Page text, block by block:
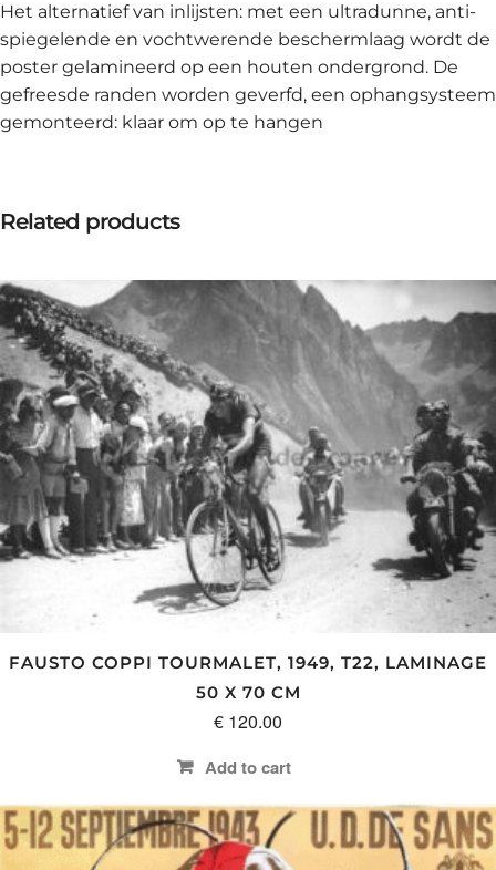
Het alternatief van inlijsten: met een ultradunne, anti-
spiegelende en vochtwerende beschermlaag wordt de
poster gelamineerd op een houten ondergrond. De
gefreesde randen worden geverfd, een ophangsysteem
gemonteerd: klaar om op te hangen
Related products
FAUSTO COPPI TOURMALET, 1949, T22, LAMINAGE
50 X 70 CM
€ 120.00
Add to cart